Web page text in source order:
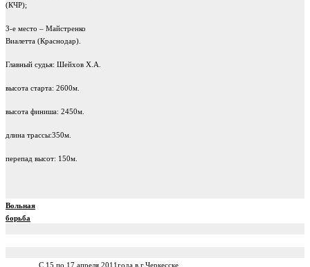
(КЧР);
3-е место – Майстренко
Виалетта (Краснодар).
Главный судья: Шейхов Х.А.
высота старта: 2600м.
высота финиша: 2450м.
длина трассы:350м.
перепад высот: 150м.
Вольная
борьба